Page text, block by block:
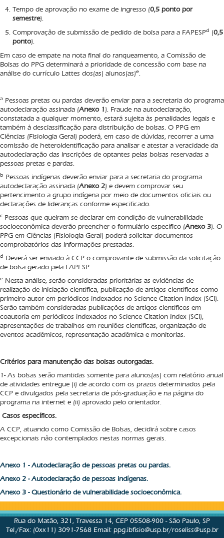
Tempo de aprovação no exame de ingresso (0,5 ponto por
semestre).
Comprovação de submissão de pedido de bolsa para a FAPESPd (0,5
ponto).
Em caso de empate na nota final do ranqueamento, a Comissão de
Bolsas do PPG determinará a prioridade de concessão com base na
análise do currículo Lattes dos(as) alunos(as)e.
a Pessoas pretas ou pardas deverão enviar para a secretaria do programa
autodeclaração assinada (Anexo 1). Fraude na autodeclaração,
constatada a qualquer momento, estará sujeita às penalidades legais e
também à desclassificação para distribuição de bolsas. O PPG em
Ciências (Fisiologia Geral) poderá, em caso de dúvidas, recorrer a uma
comissão de heteroidentificação para analisar e atestar a veracidade da
autodeclaração das inscrições de optantes pelas bolsas reservadas a
pessoas pretas e pardas.
b Pessoas indígenas deverão enviar para a secretaria do programa
autodeclaração assinada (Anexo 2) e devem comprovar seu
pertencimento a grupo indígena por meio de documentos oficiais ou
declarações de lideranças conforme especificado.
c Pessoas que queiram se declarar em condição de vulnerabilidade
socioeconômica deverão preencher o formulário específico (Anexo 3). O
PPG em Ciências (Fisiologia Geral) poderá solicitar documentos
comprobatórios das informações prestadas.
d Deverá ser enviado à CCP o comprovante de submissão da solicitação
de bolsa gerado pela FAPESP.
e Nesta análise, serão consideradas prioritárias as evidências de
realização de iniciação científica, publicação de artigos científicos como
primeiro autor em periódicos indexados no Science Citation Index (SCI).
Serão também consideradas publicações de artigos científicos em
coautoria em periódicos indexados no Science Citation Index (SCI),
apresentações de trabalhos em reuniões científicas, organização de
eventos acadêmicos, representação acadêmica e monitorias.
Critérios para manutenção das bolsas outorgadas.
1- As bolsas serão mantidas somente para alunos(as) com relatório anual
de atividades entregue (i) de acordo com os prazos determinados pela
CCP e divulgados pela secretaria de pós-graduação e na página do
programa na internet e (ii) aprovado pelo orientador.
Casos específicos.
A CCP, atuando como Comissão de Bolsas, decidirá sobre casos
excepcionais não contemplados nestas normas gerais.
Anexo 1 - Autodeclaração de pessoas pretas ou pardas.
Anexo 2 - Autodeclaração de pessoas indígenas.
Anexo 3 - Questionário de vulnerabilidade socioeconômica.
Rua do Matão, 321, Travessa 14, CEP 05508-900 - São Paulo, SP
Tel./Fax: (0xx11) 3091-7568 Email: ppg.ibfisio@usp.br/roseliss@usp.br